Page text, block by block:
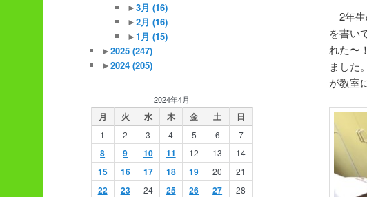
2年生
を書い
れた〜
ました
が教室
►3月(16)
►2月(16)
►1月(15)
►2025 (247)
►2024 (205)
2024年4月
月 火 水 木 金 土 日
1 2 3 4 5 6 7
8 9 10 11 12 13 14
15 16 17 18 19 20 21
22 23 24 25 26 27
28